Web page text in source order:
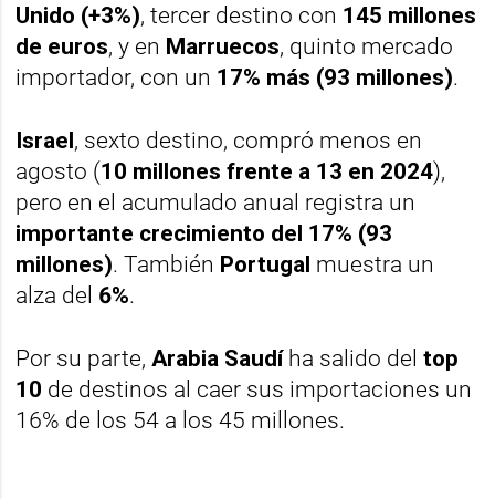
Unido (+3%), tercer destino con 145 millones
de euros, y en Marruecos, quinto mercado
importador, con un 17% más (93 millones).
Israel, sexto destino, compró menos en
agosto (10 millones frente a 13 en 2024),
pero en el acumulado anual registra un
importante crecimiento del 17% (93
millones). También Portugal muestra un
alza del 6%.
Por su parte,Arabia Saudíha salido deltop
10 de destinos al caer sus importaciones un
16% de los 54 a los 45 millones.